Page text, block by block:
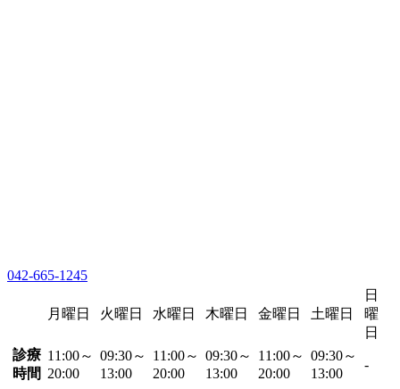
042-665-1245
月曜日 火曜日 水曜日 木曜日 金曜日 土曜日
日
曜
日
診療
時間
11:00～
20:00
09:30～
13:00
11:00～
20:00
09:30～
13:00
11:00～
20:00
09:30～
13:00
-